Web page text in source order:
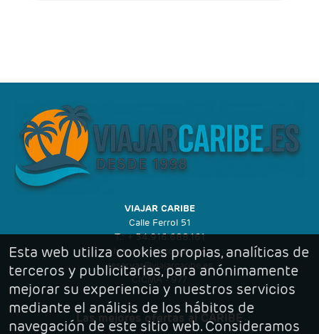
VIAJAR CARIBE
Calle Ferrol 51
T.: + 34.916.688.161
https://viajarcaribe.es
reservas@viajarcaribe.es
CICMA - 977
Las mejores ofertas al CARIBE
Esta web utiliza cookies propias, analíticas de
terceros y publicitarias, para anónimamente
mejorar su experiencia y nuestros servicios
mediante el análisis de los hábitos de
navegación de este sitio web. Consideramos